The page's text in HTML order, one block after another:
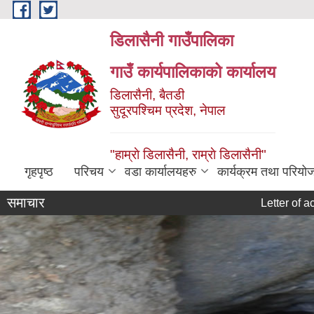
Skip to main content
डिलासैनी गाउँपालिका
गाउँ कार्यपालिकाको कार्यालय
डिलासैनी, बैतडी
सुदूरपश्चिम प्रदेश, नेपाल
"हाम्राे डिलासैनी, राम्राे डिलासैनी"
गृहपृष्ठ परिचय वडा कार्यालयहरु कार्यक्रम तथा
समाचार Letter of